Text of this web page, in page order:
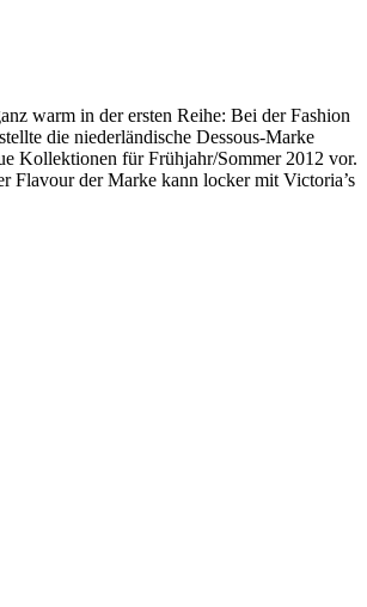
warm in der ersten Reihe: Bei der Fashion
die niederländische Dessous-Marke
Kollektionen für Frühjahr/Sommer 2012 vor.
Flavour der Marke kann locker mit Victoria’s